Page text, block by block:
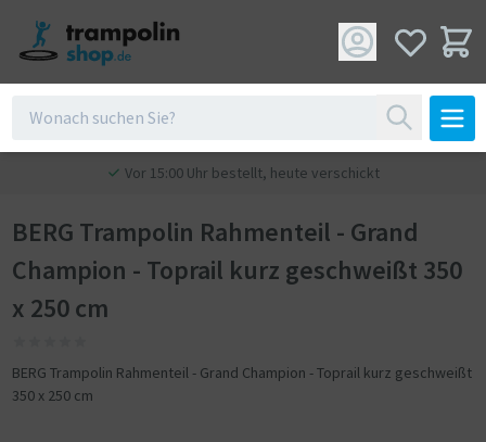
Vor 15:00 Uhr bestellt, heute verschickt
BERG Trampolin Rahmenteil - Grand
Champion - Toprail kurz geschweißt 350
x 250 cm
BERG Trampolin Rahmenteil - Grand Champion - Toprail kurz geschweißt
350 x 250 cm